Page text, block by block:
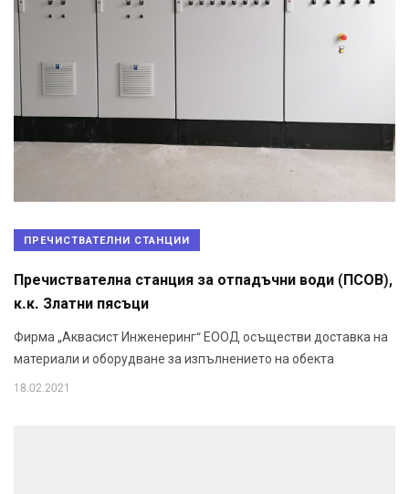
ПРЕЧИСТВАТЕЛНИ СТАНЦИИ
Пречиствателна станция за отпадъчни води (ПСОВ),
к.к. Златни пясъци
Фирма „Аквасист Инженеринг“ ЕООД осъществи доставка на
материали и оборудване за изпълнението на обекта
18.02.2021